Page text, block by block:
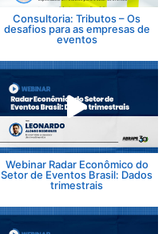
Consultoria: Tributos – Os
desafios para as empresas de
eventos
Webinar Radar Econômico do
Setor de Eventos Brasil: Dados
trimestrais